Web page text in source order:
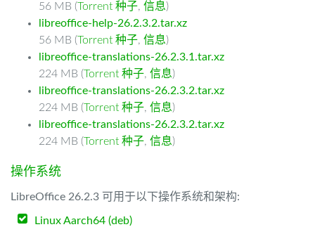
56 MB (Torrent 种子, 信息)
libreoffice-help-26.2.3.2.tar.xz
56 MB (Torrent 种子, 信息)
libreoffice-translations-26.2.3.1.tar.xz
224 MB (Torrent 种子, 信息)
libreoffice-translations-26.2.3.2.tar.xz
224 MB (Torrent 种子, 信息)
libreoffice-translations-26.2.3.2.tar.xz
224 MB (Torrent 种子, 信息)
操作系统
LibreOffice 26.2.3 可用于以下操作系统和架构:
Linux Aarch64 (deb)